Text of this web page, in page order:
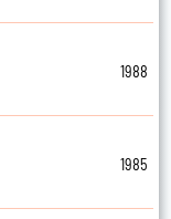
1988
1985